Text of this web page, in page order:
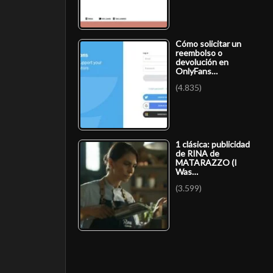
Cómo solicitar un
reembolso o
devolución en
OnlyFans…
(4.835)
1 clásica: publicidad
de RINA de
MATARAZZO (I
Was…
(3.599)